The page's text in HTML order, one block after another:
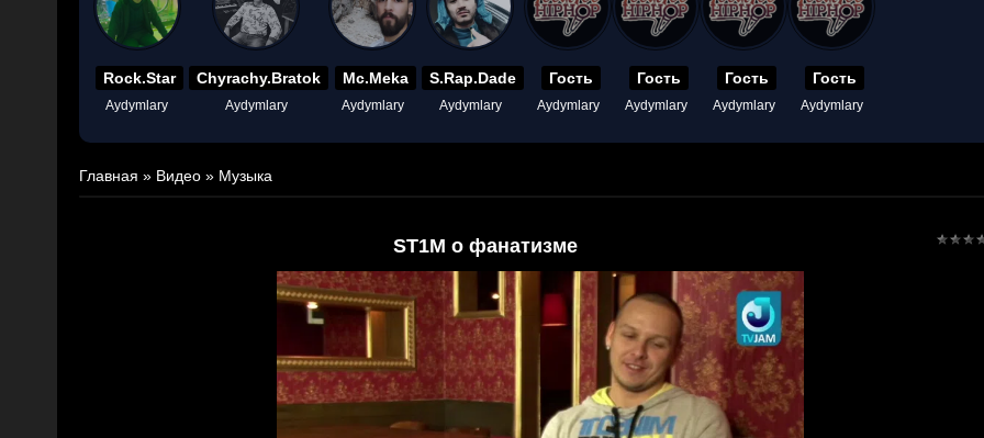
Rock.Star
Aydymlary
Chyrachy.Bratok
Aydymlary
Mc.Meka
Aydymlary
S.Rap.Dade
Aydymlary
Гость
Aydymlary
Гость
Aydymlary
Гость
Aydymlary
Гость
Aydymlary
Главная » Видео » Музыка
ST1M о фанатизме